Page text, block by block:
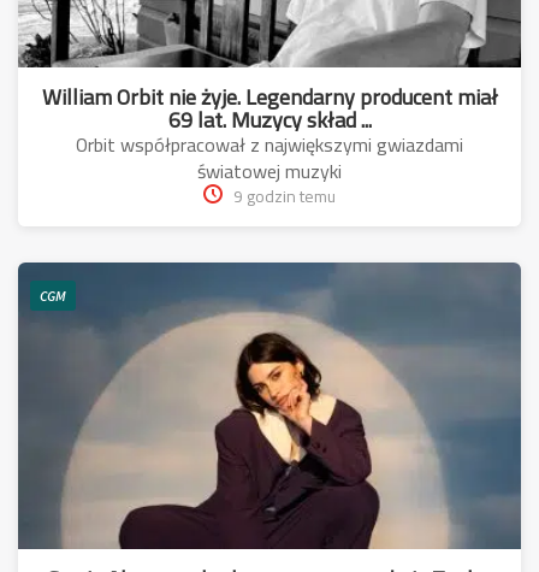
William Orbit nie żyje. Legendarny producent miał
69 lat. Muzycy skład ...
Orbit współpracował z największymi gwiazdami
światowej muzyki
9 godzin temu
CGM